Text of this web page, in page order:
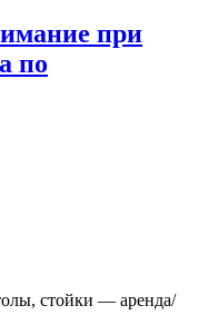
при
по
стойки — аренда/